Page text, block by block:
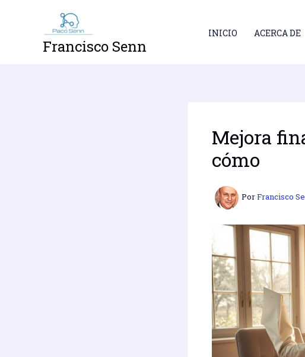
contenido
Francisco Senn
INICIO ACERCA DE
Mejora
cómo
PorFrancisco